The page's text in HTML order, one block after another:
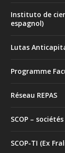
Instituto de
espagnol)
Lutas
Programme
Réseau REPAS
SCOP –
SCOP-TI (Ex